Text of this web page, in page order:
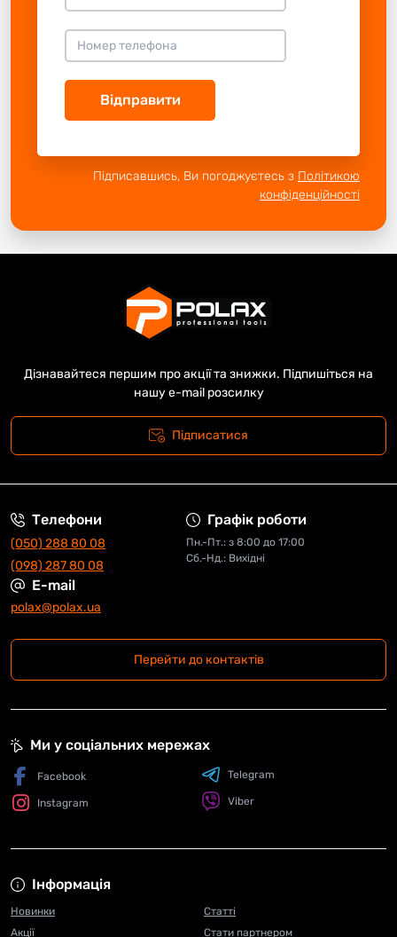
Відправити
Підписавшись, Ви погоджуєтесь з Політикою
конфіденційності
Дізнавайтеся першим про акції та знижки. Підпишіться на
нашу e-mail розсилку
Підписатися
Телефони
(050) 288 80 08
(098) 287 80 08
Графік роботи
Пн.-Пт.: з 8:00 до 17:00
Сб.-Нд.: Вихідні
E-mail
polax@polax.ua
Перейти до контактів
Інформація
Новинки
Акції
Статті
Стати партнером
Ми у соціальних мережах
Facebook
Instagram
Telegram
Viber